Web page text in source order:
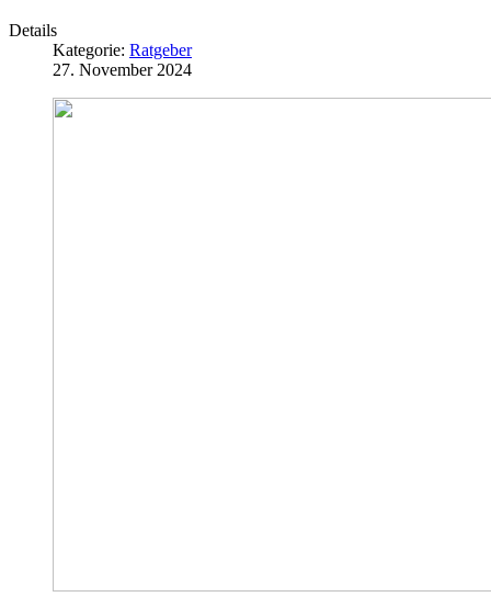
Details
Kategorie: Ratgeber
27. November 2024